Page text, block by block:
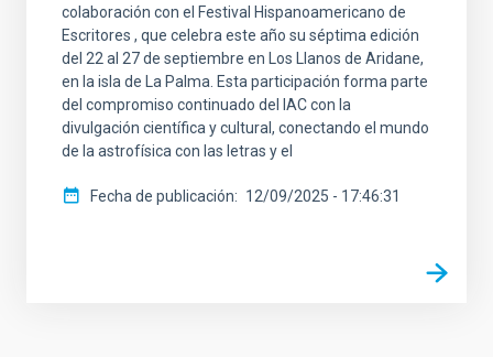
colaboración con el Festival Hispanoamericano de
Escritores , que celebra este año su séptima edición
del 22 al 27 de septiembre en Los Llanos de Aridane,
en la isla de La Palma. Esta participación forma parte
del compromiso continuado del IAC con la
divulgación científica y cultural, conectando el mundo
de la astrofísica con las letras y el
Fecha de publicación 12/09/2025 - 17:46:31